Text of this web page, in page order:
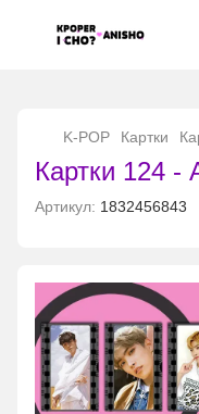
K-POP Картки
Картки 124 -
Артикул: 1832456843